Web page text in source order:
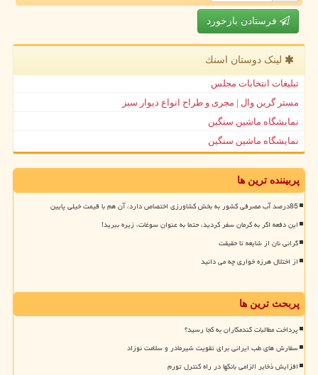
فرستادن بازخورد
لینک دوستان اسنك
تبلیغات انتخابات مجلس
مستر گرین وال | مجری و طراح انواع دیوار سبز
نمایشگاه ماشین سنگین
نمایشگاه ماشین سنگین
پربیننده ترین ها
85درصد آب مصرفی کشور به بخش کشاورزی اختصاص دارد، آن هم با قیمت خیلی پایین
این دفعه اگر به کرمان سفر کردید، حتما به عنوان سوغات، زیره ببرید!
گرانی نان از شایعه تا حقیقت
از اختلال هرزه خواری چه می دانید
پربحث ترین ها
پرداخت مطالبات گندمکاران به کجا رسید؟
سفارش های طب ایرانی برای تقویت شیرمادر و سلامت نوزاد
افزایش ذخایر الزامی بانکها در راه کنترل تورم